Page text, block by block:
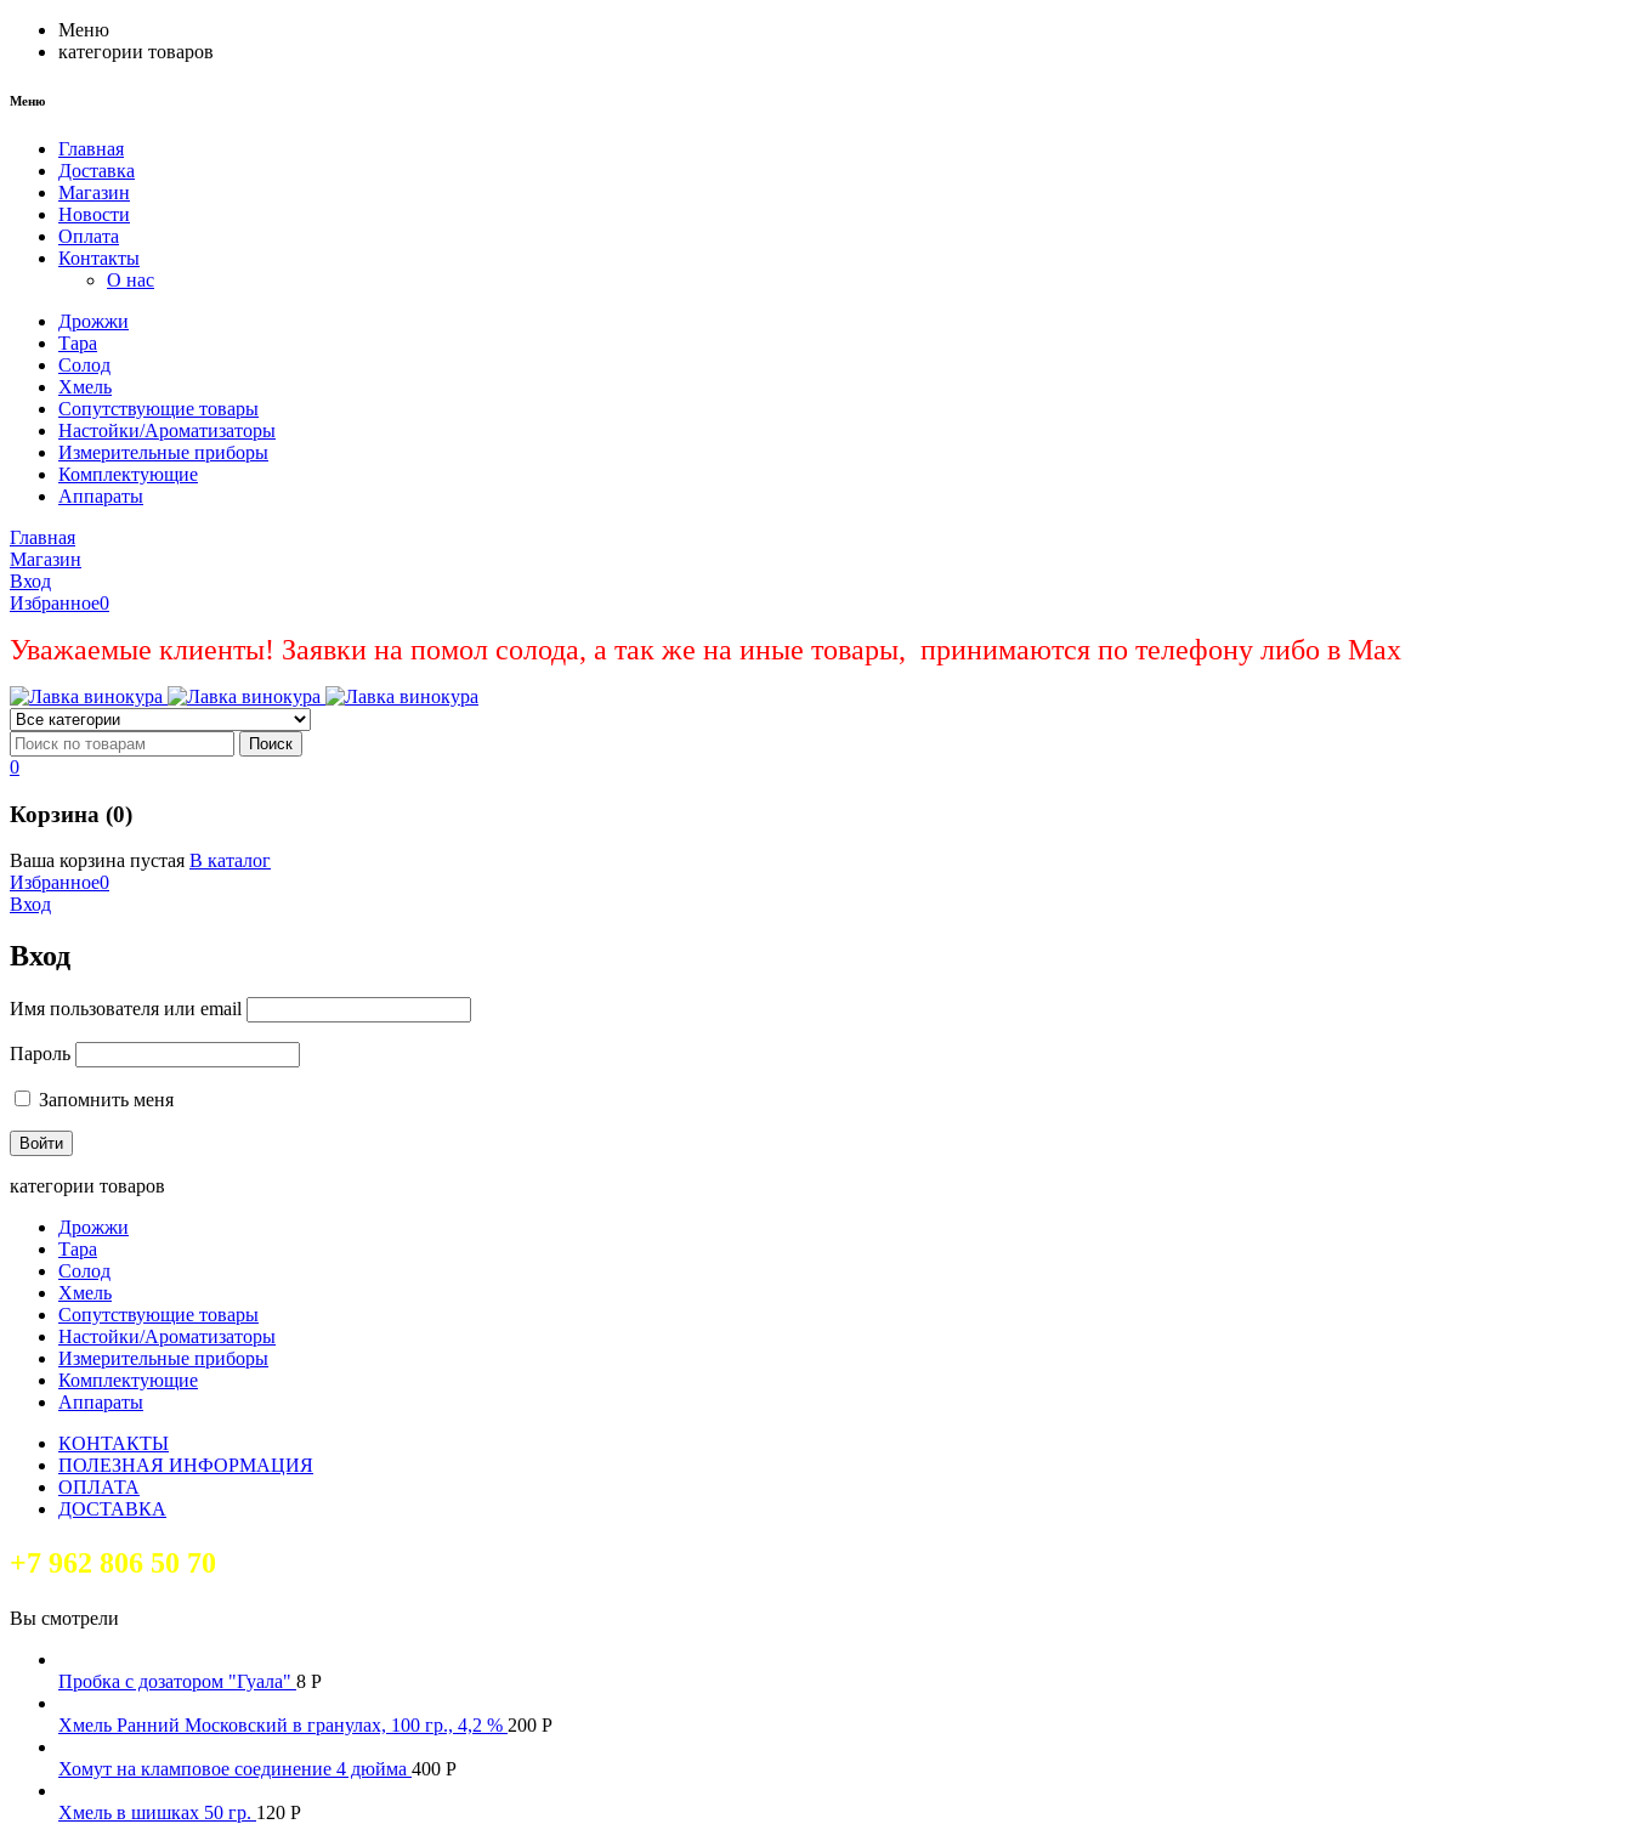
Меню
категории товаров
Меню
Главная
Доставка
Магазин
Новости
Оплата
Контакты
О нас
Дрожжи
Тара
Солод
Хмель
Сопутствующие товары
Настойки/Ароматизаторы
Измерительные приборы
Комплектующие
Аппараты
Главная
Магазин
Вход
Избранное0
Уважаемые клиенты! Заявки на помол солода, а так же на иные товары, принимаются по телефону либо в Max
0
Корзина (0)
Ваша корзина пустая В каталог
Избранное0
Вход
Вход
Имя пользователя или email
Пароль
Запомнить меня
категории товаров
Дрожжи
Тара
Солод
Хмель
Сопутствующие товары
Настойки/Ароматизаторы
Измерительные приборы
Комплектующие
Аппараты
КОНТАКТЫ
ПОЛЕЗНАЯ ИНФОРМАЦИЯ
ОПЛАТА
ДОСТАВКА
+7 962 806 50 70
Вы смотрели
Пробка с дозатором "Гуала" 8 Р
Хмель Ранний Московский в гранулах, 100 гр., 4,2 % 200 Р
Хомут на кламповое соединение 4 дюйма 400 Р
Хмель в шишках 50 гр. 120 Р